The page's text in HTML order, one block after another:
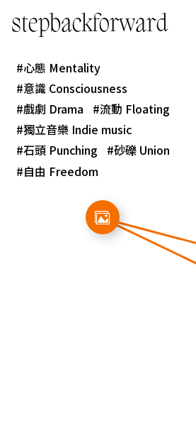
stepbackforward
心態 Mentality
意識 Consciousness
戲劇 Drama
流動 Floating
獨立音樂 Indie music
石頭 Punching
砂礫 Union
自由 Freedom